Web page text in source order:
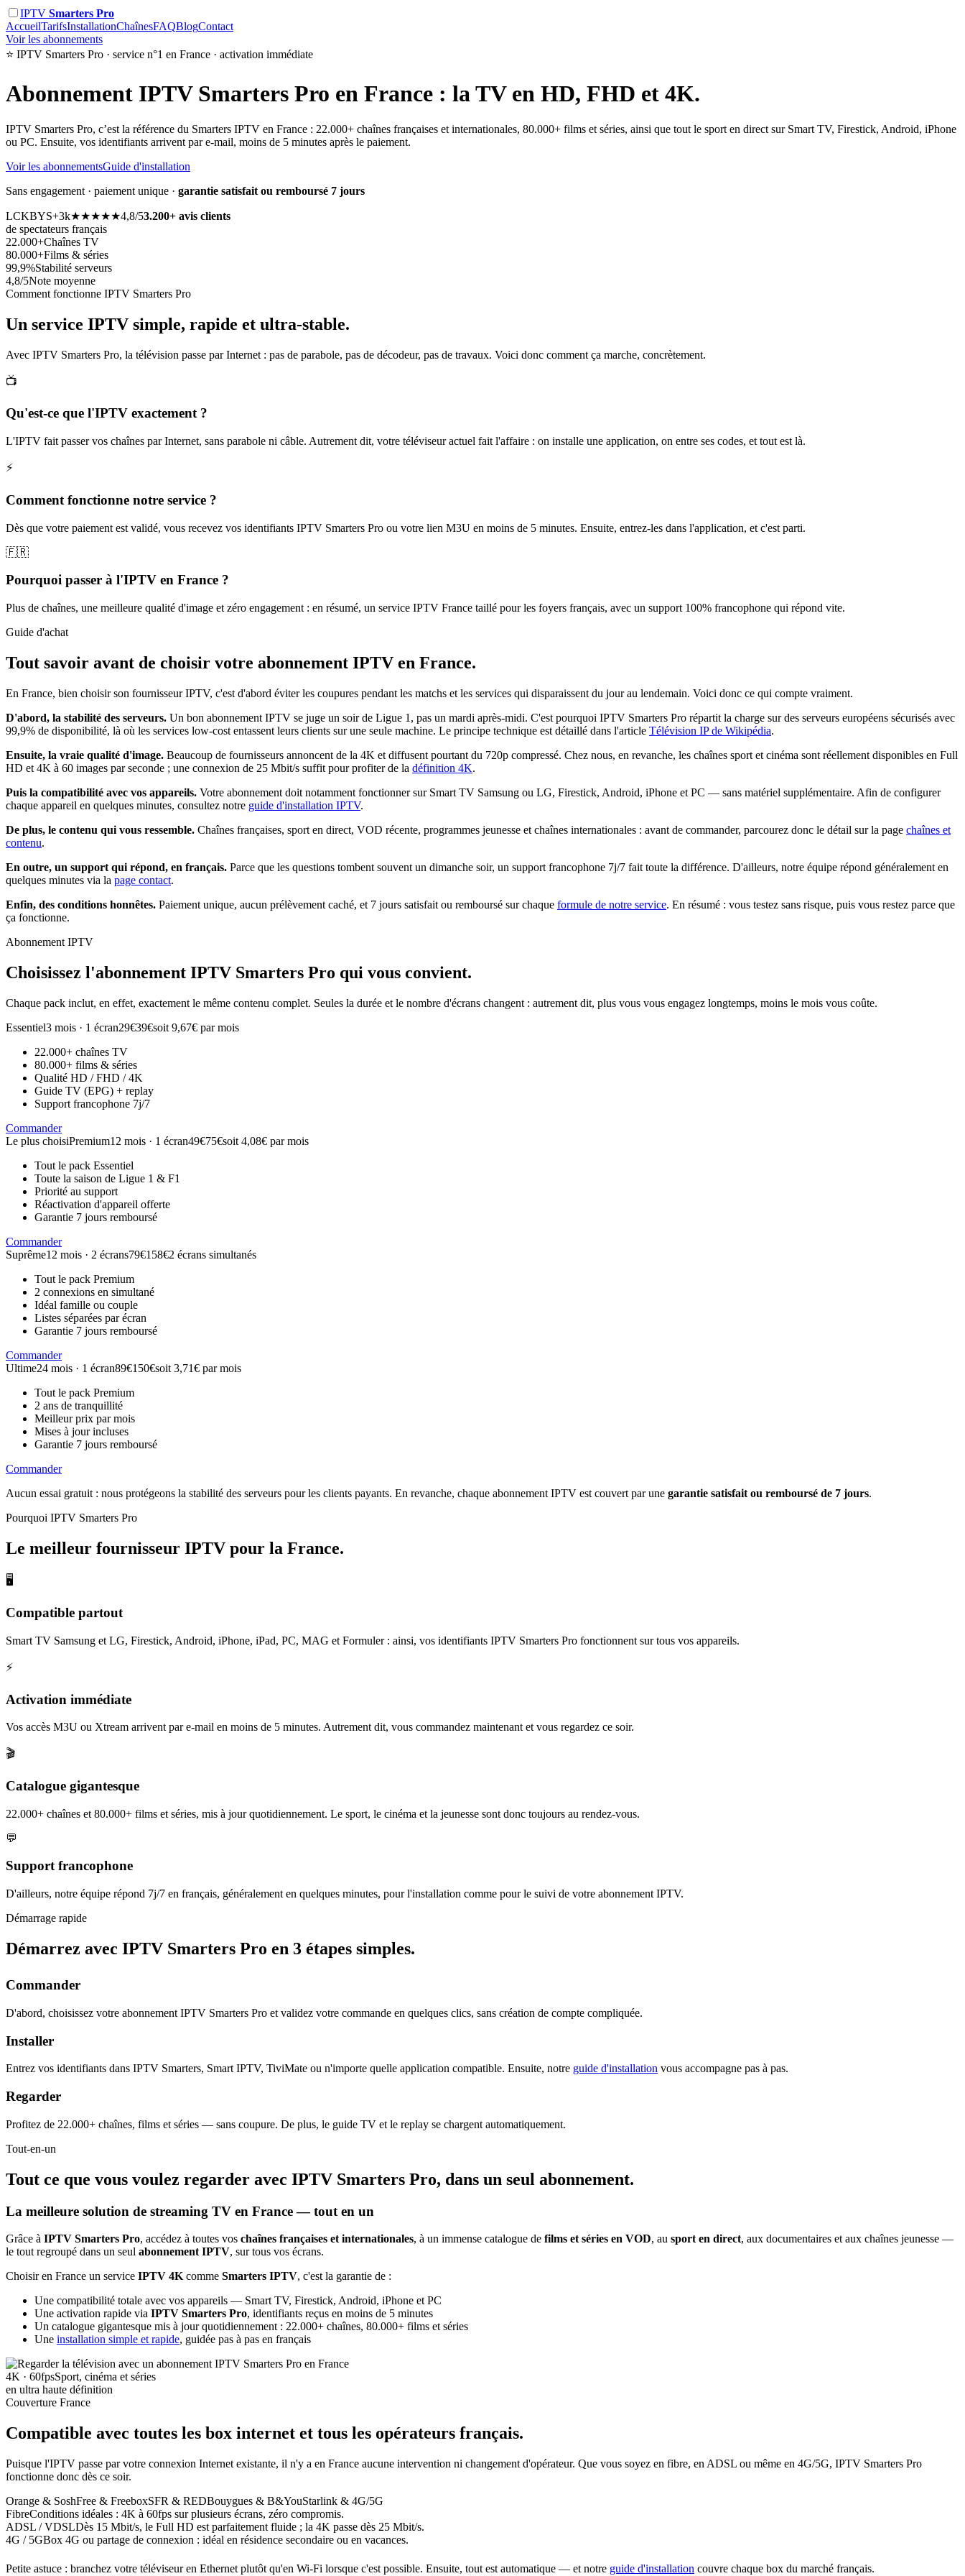
IPTV Smarters Pro
AccueilTarifsInstallationChaînesFAQBlogContact
Voir les abonnements
⭐ IPTV Smarters Pro · service n°1 en France · activation immédiate
Abonnement IPTV Smarters Pro en France : la TV en HD, FHD et 4K.
IPTV Smarters Pro, c’est la référence du Smarters IPTV en France : 22.000+ chaînes françaises et internationales, 80.000+ films et séries, ainsi que tout le sport en direct sur Smart TV, Firestick, Android, iPhone
ou PC. Ensuite, vos identifiants arrivent par e-mail, moins de 5 minutes après le paiement.
Voir les abonnementsGuide d'installation
Sans engagement · paiement unique · garantie satisfait ou remboursé 7 jours
LCKBYS+3k★★★★★4,8/53.200+ avis clients
de spectateurs français
22.000+Chaînes TV
80.000+Films & séries
99,9%Stabilité serveurs
4,8/5Note moyenne
Comment fonctionne IPTV Smarters Pro
Un service IPTV simple, rapide et ultra-stable.
Avec IPTV Smarters Pro, la télévision passe par Internet : pas de parabole, pas de décodeur, pas de travaux. Voici donc comment ça marche, concrètement.
📺
Qu'est-ce que l'IPTV exactement ?
L'IPTV fait passer vos chaînes par Internet, sans parabole ni câble. Autrement dit, votre téléviseur actuel fait l'affaire : on installe une application, on entre ses codes, et tout est là.
⚡
Comment fonctionne notre service ?
Dès que votre paiement est validé, vous recevez vos identifiants IPTV Smarters Pro ou votre lien M3U en moins de 5 minutes. Ensuite, entrez-les dans l'application, et c'est parti.
🇫🇷
Pourquoi passer à l'IPTV en France ?
Plus de chaînes, une meilleure qualité d'image et zéro engagement : en résumé, un service IPTV France taillé pour les foyers français, avec un support 100% francophone qui répond vite.
Guide d'achat
Tout savoir avant de choisir votre abonnement IPTV en France.
En France, bien choisir son fournisseur IPTV, c'est d'abord éviter les coupures pendant les matchs et les services qui disparaissent du jour au lendemain. Voici donc ce qui compte vraiment.
D'abord, la stabilité des serveurs. Un bon abonnement IPTV se juge un soir de Ligue 1, pas un mardi après-midi. C'est pourquoi IPTV Smarters Pro répartit la charge sur des serveurs européens sécurisés avec
99,9% de disponibilité, là où les services low-cost entassent leurs clients sur une seule machine. Le principe technique est détaillé dans l'article Télévision IP de Wikipédia.
Ensuite, la vraie qualité d'image. Beaucoup de fournisseurs annoncent de la 4K et diffusent pourtant du 720p compressé. Chez nous, en revanche, les chaînes sport et cinéma sont réellement disponibles en Full
HD et 4K à 60 images par seconde ; une connexion de 25 Mbit/s suffit pour profiter de la définition 4K.
Puis la compatibilité avec vos appareils. Votre abonnement doit notamment fonctionner sur Smart TV Samsung ou LG, Firestick, Android, iPhone et PC — sans matériel supplémentaire. Afin de configurer
chaque appareil en quelques minutes, consultez notre guide d'installation IPTV.
De plus, le contenu qui vous ressemble. Chaînes françaises, sport en direct, VOD récente, programmes jeunesse et chaînes internationales : avant de commander, parcourez donc le détail sur la page chaînes et
contenu.
En outre, un support qui répond, en français. Parce que les questions tombent souvent un dimanche soir, un support francophone 7j/7 fait toute la différence. D'ailleurs, notre équipe répond généralement en
quelques minutes via la page contact.
Enfin, des conditions honnêtes. Paiement unique, aucun prélèvement caché, et 7 jours satisfait ou remboursé sur chaque formule de notre service. En résumé : vous testez sans risque, puis vous restez parce que
ça fonctionne.
Abonnement IPTV
Choisissez l'abonnement IPTV Smarters Pro qui vous convient.
Chaque pack inclut, en effet, exactement le même contenu complet. Seules la durée et le nombre d'écrans changent : autrement dit, plus vous vous engagez longtemps, moins le mois vous coûte.
Essentiel3 mois · 1 écran29€39€soit 9,67€ par mois
22.000+ chaînes TV
80.000+ films & séries
Qualité HD / FHD / 4K
Guide TV (EPG) + replay
Support francophone 7j/7
Commander
Le plus choisiPremium12 mois · 1 écran49€75€soit 4,08€ par mois
Tout le pack Essentiel
Toute la saison de Ligue 1 & F1
Priorité au support
Réactivation d'appareil offerte
Garantie 7 jours remboursé
Commander
Suprême12 mois · 2 écrans79€158€2 écrans simultanés
Tout le pack Premium
2 connexions en simultané
Idéal famille ou couple
Listes séparées par écran
Garantie 7 jours remboursé
Commander
Ultime24 mois · 1 écran89€150€soit 3,71€ par mois
Tout le pack Premium
2 ans de tranquillité
Meilleur prix par mois
Mises à jour incluses
Garantie 7 jours remboursé
Commander
Aucun essai gratuit : nous protégeons la stabilité des serveurs pour les clients payants. En revanche, chaque abonnement IPTV est couvert par une garantie satisfait ou remboursé de 7 jours.
Pourquoi IPTV Smarters Pro
Le meilleur fournisseur IPTV pour la France.
🖥
Compatible partout
Smart TV Samsung et LG, Firestick, Android, iPhone, iPad, PC, MAG et Formuler : ainsi, vos identifiants IPTV Smarters Pro fonctionnent sur tous vos appareils.
⚡
Activation immédiate
Vos accès M3U ou Xtream arrivent par e-mail en moins de 5 minutes. Autrement dit, vous commandez maintenant et vous regardez ce soir.
🎬
Catalogue gigantesque
22.000+ chaînes et 80.000+ films et séries, mis à jour quotidiennement. Le sport, le cinéma et la jeunesse sont donc toujours au rendez-vous.
💬
Support francophone
D'ailleurs, notre équipe répond 7j/7 en français, généralement en quelques minutes, pour l'installation comme pour le suivi de votre abonnement IPTV.
Démarrage rapide
Démarrez avec IPTV Smarters Pro en 3 étapes simples.
Commander
D'abord, choisissez votre abonnement IPTV Smarters Pro et validez votre commande en quelques clics, sans création de compte compliquée.
Installer
Entrez vos identifiants dans IPTV Smarters, Smart IPTV, TiviMate ou n'importe quelle application compatible. Ensuite, notre guide d'installation vous accompagne pas à pas.
Regarder
Profitez de 22.000+ chaînes, films et séries — sans coupure. De plus, le guide TV et le replay se chargent automatiquement.
Tout-en-un
Tout ce que vous voulez regarder avec IPTV Smarters Pro, dans un seul abonnement.
La meilleure solution de streaming TV en France — tout en un
Grâce à IPTV Smarters Pro, accédez à toutes vos chaînes françaises et internationales, à un immense catalogue de films et séries en VOD, au sport en direct, aux documentaires et aux chaînes jeunesse —
le tout regroupé dans un seul abonnement IPTV, sur tous vos écrans.
Choisir en France un service IPTV 4K comme Smarters IPTV, c'est la garantie de :
Une compatibilité totale avec vos appareils — Smart TV, Firestick, Android, iPhone et PC
Une activation rapide via IPTV Smarters Pro, identifiants reçus en moins de 5 minutes
Un catalogue gigantesque mis à jour quotidiennement : 22.000+ chaînes, 80.000+ films et séries
Une installation simple et rapide, guidée pas à pas en français
4K · 60fpsSport, cinéma et séries
en ultra haute définition
Couverture France
Compatible avec toutes les box internet et tous les opérateurs français.
Puisque l'IPTV passe par votre connexion Internet existante, il n'y a en France aucune intervention ni changement d'opérateur. Que vous soyez en fibre, en ADSL ou même en 4G/5G, IPTV Smarters Pro
fonctionne donc dès ce soir.
Orange & SoshFree & FreeboxSFR & REDBouygues & B&YouStarlink & 4G/5G
FibreConditions idéales : 4K à 60fps sur plusieurs écrans, zéro compromis.
ADSL / VDSLDès 15 Mbit/s, le Full HD est parfaitement fluide ; la 4K passe dès 25 Mbit/s.
4G / 5GBox 4G ou partage de connexion : idéal en résidence secondaire ou en vacances.
Petite astuce : branchez votre téléviseur en Ethernet plutôt qu'en Wi-Fi lorsque c'est possible. Ensuite, tout est automatique — et notre guide d'installation couvre chaque box du marché français.